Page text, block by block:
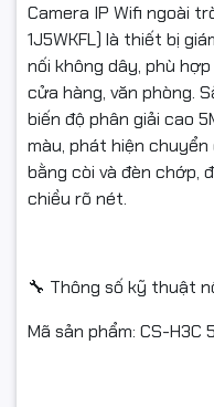
Camera IP Wifi ngoài
1J5WKFL) là thiết bị
nối không dây, phù
cửa hàng, văn phòng.
biến độ phân giải cao
màu, phát hiện chuyển
bằng còi và đèn chớp,
chiều rõ nét.
🔧 Thông số kỹ thuật
Mã sản phẩm: CS-H3C